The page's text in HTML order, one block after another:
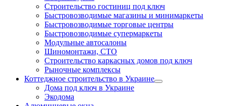
Строительство гостиниц под ключ
Быстровозводимые магазины и минимаркеты
Быстровозводимые торговые центры
Быстровозводимые супермаркеты
Модульные автосалоны
Шиномонтажи, СТО
Строительство каркасных домов под ключ
Рыночные комплексы
Коттеджное строительство в Украине
Дома под ключ в Украине
Экодома